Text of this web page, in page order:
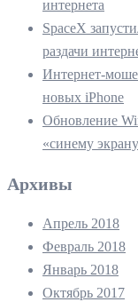
интернета
SpaceX
раздачи
Интернет-
новых iPhone
Обновление
«синему
Архивы
Апрель 2018
Февраль 2018
Январь 2018
Октябрь 2017